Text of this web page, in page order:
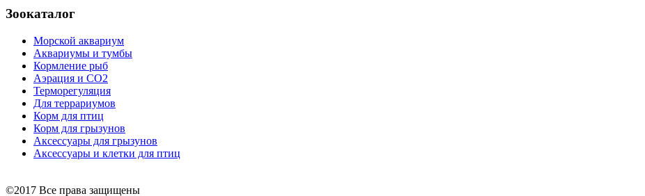
Зоокаталог
Морской аквариум
Аквариумы и тумбы
Кормление рыб
Аэрация и СО2
Терморегуляция
Для террариумов
Корм для птиц
Корм для грызунов
Аксессуары для грызунов
Аксессуары и клетки для птиц
©2017 Все права защищены